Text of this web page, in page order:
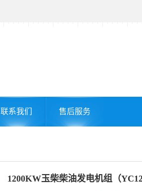
联系我们 售后服务
1200KW玉柴柴油发电机组（